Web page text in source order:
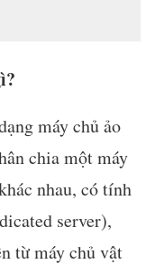
máy chủ ảo
chia một máy
nhau, có tính
server),
từ máy chủ vật